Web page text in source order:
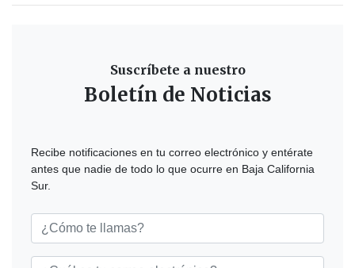
Suscríbete a nuestro
Boletín de Noticias
Recibe notificaciones en tu correo electrónico y entérate
antes que nadie de todo lo que ocurre en Baja California
Sur.